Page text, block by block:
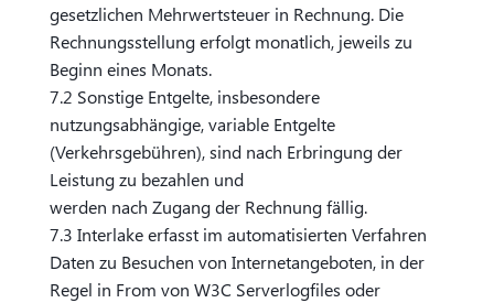
gesetzlichen Mehrwertsteuer in Rechnung. Die
Rechnungsstellung erfolgt monatlich, jeweils zu
Beginn eines Monats.
7.2 Sonstige Entgelte, insbesondere
nutzungsabhängige, variable Entgelte
(Verkehrsgebühren), sind nach Erbringung der
Leistung zu bezahlen und
werden nach Zugang der Rechnung fällig.
7.3 Interlake erfasst im automatisierten Verfahren
Daten zu Besuchen von Internetangeboten, in der
Regel in From von W3C Serverlogfiles oder